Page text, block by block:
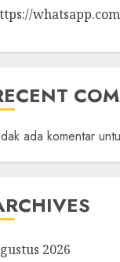
ada komentar
2026